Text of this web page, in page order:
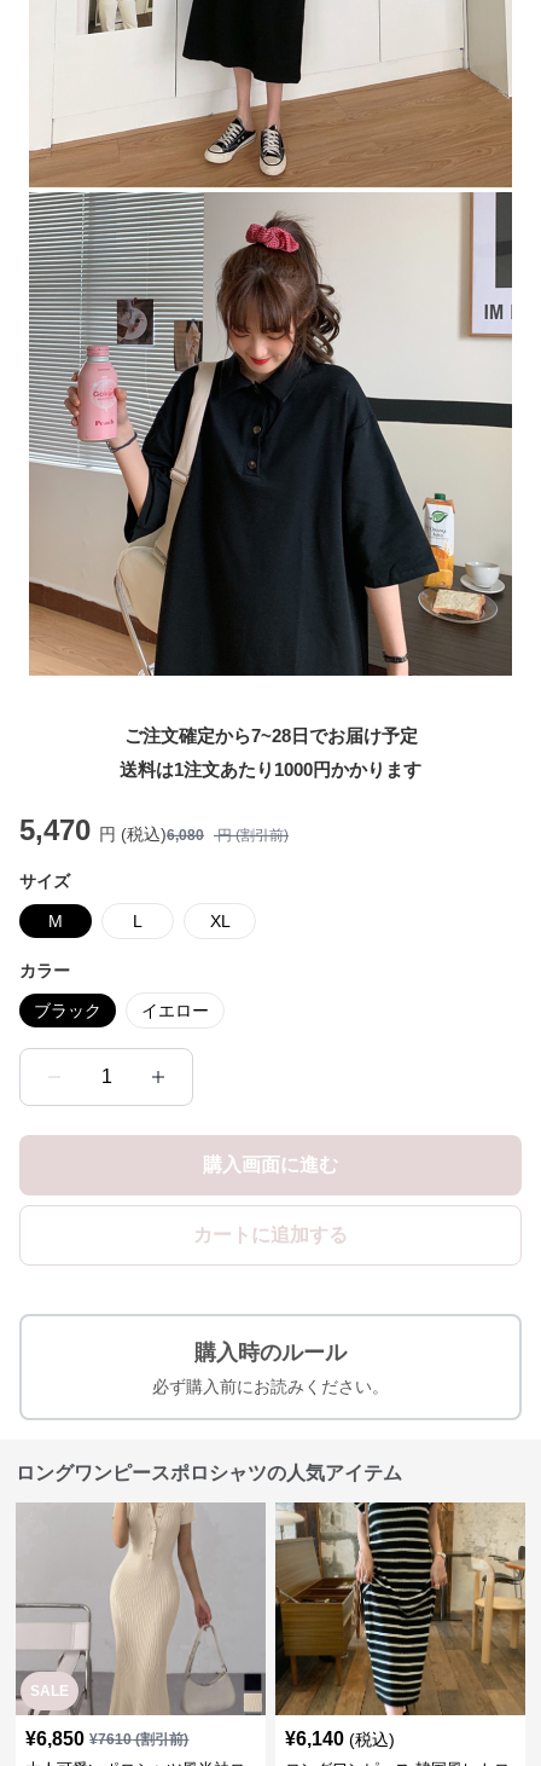
ご注文確定から7~28日でお届け予定
送料は1注文あたり 1000円かかります
5,470 円 (税込)6,080 円 (割引前)
サイズ
M L XL
カラー
ブラック イエロー
1
購入画面に進む
カートに追加する
購入時のルール
必ず購入前にお読みください。
ロングワンピースポロシャツの人気アイテム
SALE
¥6,850 ¥7610(割引前) ¥6,140 (税込)